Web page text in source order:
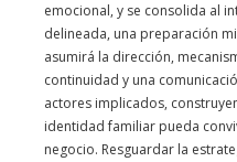
emocional, y se consolida al
delineada, una preparación
asumirá la dirección,
continuidad y una
actores implicados,
identidad familiar pueda
negocio. Resguardar la